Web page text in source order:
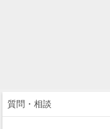
質問・相談